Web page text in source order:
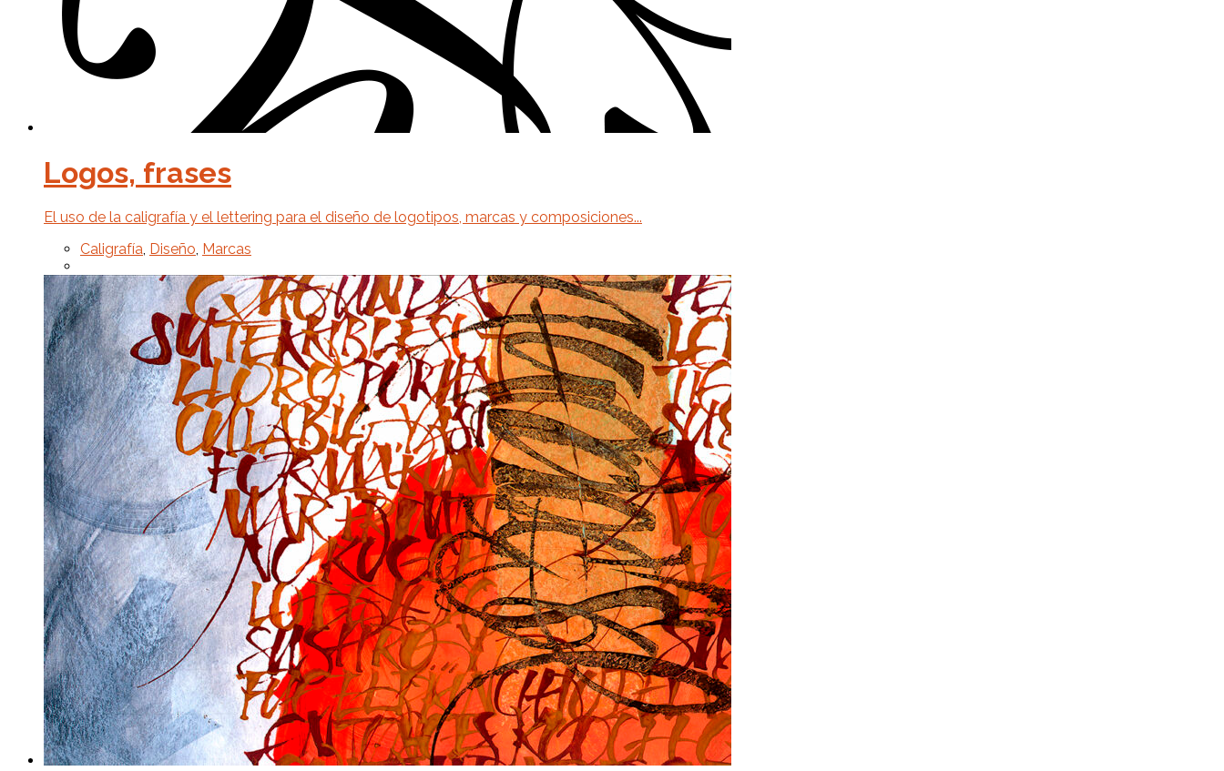
Logos, frases
El uso de la caligrafía y el lettering para el diseño de logotipos, marcas y composiciones...
Caligrafía, Diseño, Marcas